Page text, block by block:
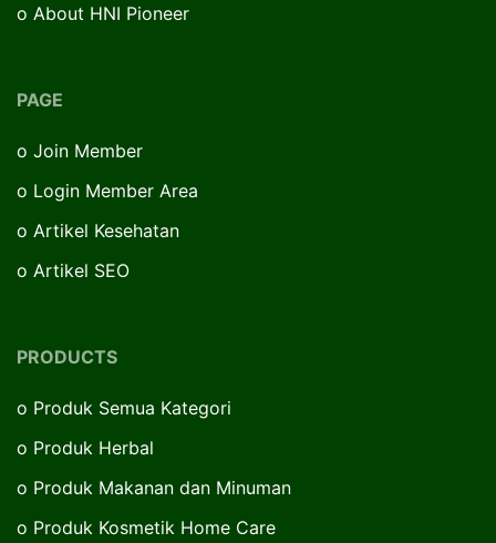
o About HNI Pioneer
PAGE
o Join Member
o Login Member Area
o Artikel Kesehatan
o Artikel SEO
PRODUCTS
o Produk Semua Kategori
o Produk Herbal
o Produk Makanan dan Minuman
o Produk Kosmetik Home Care